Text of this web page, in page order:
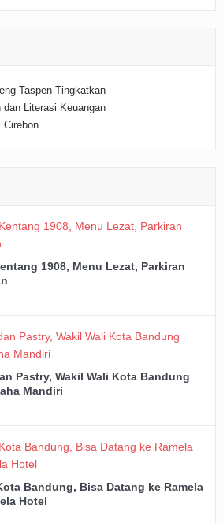
1908, Menu Lezat, Parkiran
Pastry, Wakil Wali Kota Bandung
Mandiri
Bandung, Bisa Datang ke Ramela
Hotel